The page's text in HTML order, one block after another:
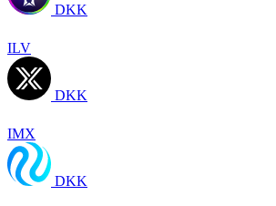
DKK
ILV
DKK
IMX
DKK